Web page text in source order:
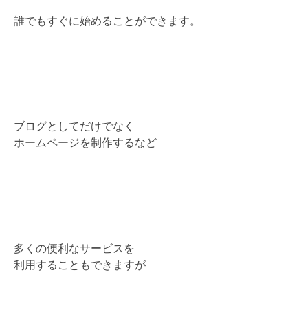
誰でもすぐに始めることができます。
ブログとしてだけでなく
ホームページを制作するなど
多くの便利なサービスを
利用することもできますが